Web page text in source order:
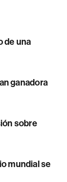
de una
ganadora
sobre
mundial se